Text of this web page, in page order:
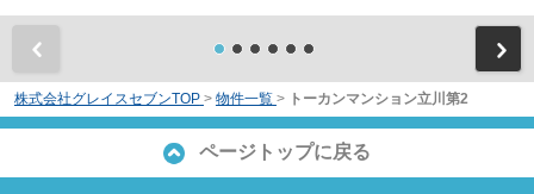
株式会社グレイスセブンTOP > 物件一覧 > トーカンマンション立川第2
ページトップに戻る